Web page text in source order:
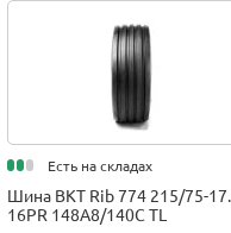
Есть на складах
Шина BKT Rib 774 215/75-
16PR 148A8/140C TL